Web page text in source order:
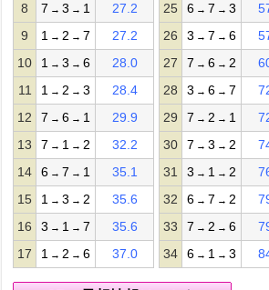
8
7 → 3 → 1
27.2
9
1 → 2 → 7
27.2
10
1 → 3 → 6
28.0
11
1 → 2 → 3
28.4
12
7 → 6 → 1
29.9
13
7 → 1 → 2
32.2
14
6 → 7 → 1
35.1
15
1 → 3 → 2
35.6
16
3 → 1 → 7
35.6
17
1 → 2 → 6 37.0
25
6 → 7 → 3
26
3 → 7 → 6
27
7 → 6 → 2
28
3 → 6 → 7
29
7 → 2 → 1
30
7 → 3 → 2
31
3 → 1 → 2
32
6 → 7 → 2
33
7 → 2 → 6
34
6 → 1 → 3